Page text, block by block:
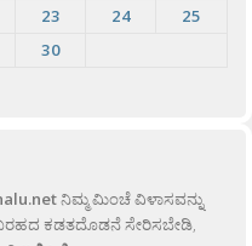
23 24
25
30
ನಿಮ್ಮ ಮಿಂಚೆ ವಿಳಾಸವನ್ನು
ಬರಹದ ಕಡತದೊಡನೆ ಸೇರಿಸಬೇಡಿ,